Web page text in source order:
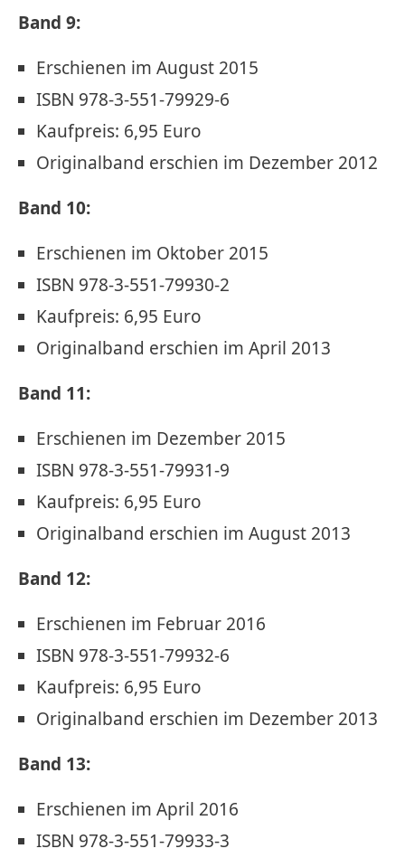
Band 9:
Erschienen im August 2015
ISBN 978-3-551-79929-6
Kaufpreis: 6,95 Euro
Originalband erschien im Dezember 2012
Band 10:
Erschienen im Oktober 2015
ISBN 978-3-551-79930-2
Kaufpreis: 6,95 Euro
Originalband erschien im April 2013
Band 11:
Erschienen im Dezember 2015
ISBN 978-3-551-79931-9
Kaufpreis: 6,95 Euro
Originalband erschien im August 2013
Band 12:
Erschienen im Februar 2016
ISBN 978-3-551-79932-6
Kaufpreis: 6,95 Euro
Originalband erschien im Dezember 2013
Band 13:
Erschienen im April 2016
ISBN 978-3-551-79933-3